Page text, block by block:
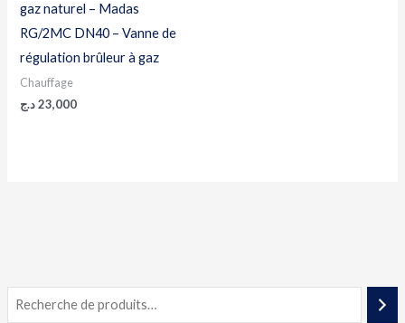
gaz naturel – Madas
RG/2MC DN40 – Vanne de
régulation brûleur à gaz
Chauffage
23,000 د.ج